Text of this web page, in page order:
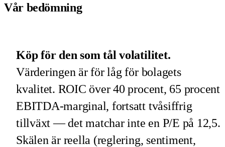
Vår bedömning
Köp för den som tål volatilitet.
Värderingen är för låg för bolagets
kvalitet. ROIC över 40 procent, 65 procent
EBITDA-marginal, fortsatt tvåsiffrig
tillväxt — det matchar inte en P/E på 12,5.
Skälen är reella (reglering, sentiment,